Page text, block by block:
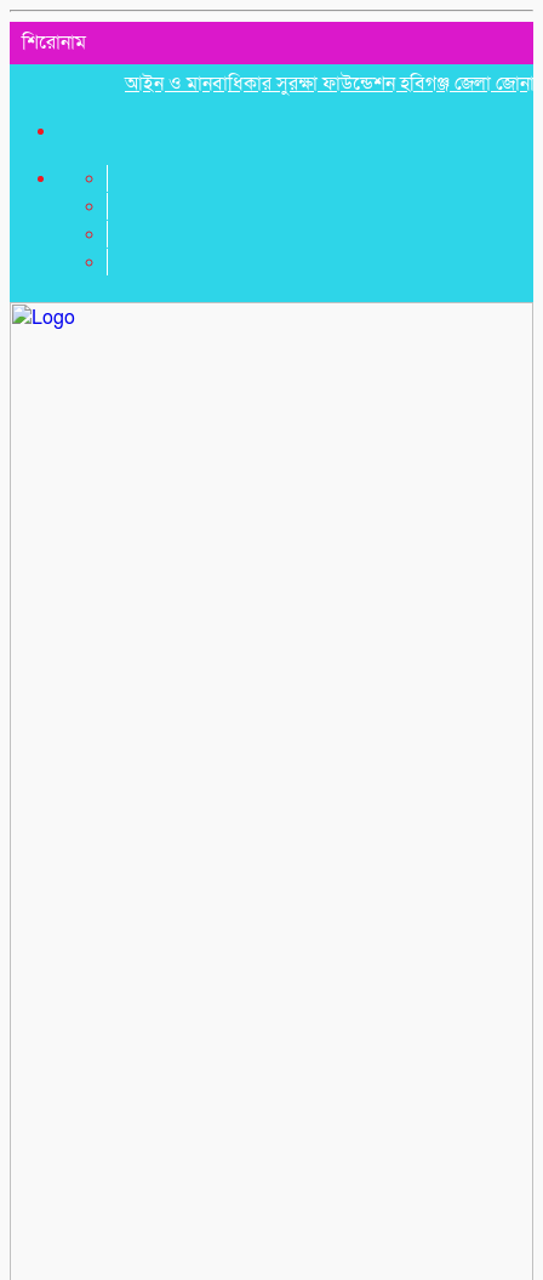
শিরোনাম
আইন ও মানবাধিকার সুরক্ষা ফাউন্ডেশন হবিগঞ্জ জেলা জোনাল